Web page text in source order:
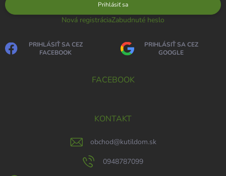
Prihlásiť sa
Nová registráciaZabudnuté heslo
PRIHLÁSIŤ SA CEZ
FACEBOOK
PRIHLÁSIŤ SA CEZ
GOOGLE
FACEBOOK
KONTAKT
obchod@kutildom.sk
0948787099